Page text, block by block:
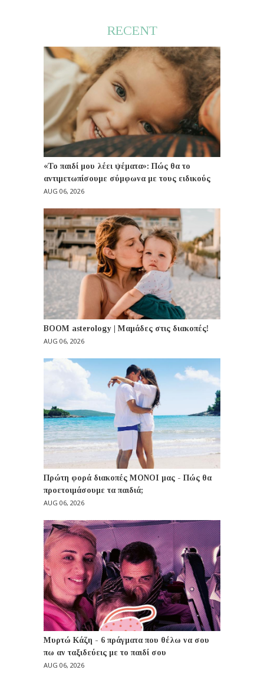
RECENT
«Το παιδί μου λέει ψέματα»: Πώς θα το
αντιμετωπίσουμε σύμφωνα με τους ειδικούς
AUG 06, 2026
BOOM asterology | Μαμάδες στις διακοπές!
AUG 06, 2026
Πρώτη φορά διακοπές ΜΟΝΟΙ μας - Πώς θα
προετοιμάσουμε τα παιδιά;
AUG 06, 2026
Μυρτώ Κάζη - 6 πράγματα που θέλω να σου
πω αν ταξιδεύεις με το παιδί σου
AUG 06, 2026